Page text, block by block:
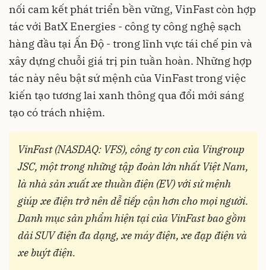
nối cam kết phát triển bền vững, VinFast còn hợp
tác với BatX Energies - công ty công nghệ sạch
hàng đầu tại Ấn Độ - trong lĩnh vực tái chế pin và
xây dựng chuỗi giá trị pin tuần hoàn. Những hợp
tác này nêu bật sứ mệnh của VinFast trong việc
kiến tạo tương lai xanh thông qua đổi mới sáng
tạo có trách nhiệm.
VinFast (NASDAQ: VFS), công ty con của Vingroup
JSC, một trong những tập đoàn lớn nhất Việt Nam,
là nhà sản xuất xe thuần điện (EV) với sứ mệnh
giúp xe điện trở nên dễ tiếp cận hơn cho mọi người.
Danh mục sản phẩm hiện tại của VinFast bao gồm
dải SUV điện đa dạng, xe máy điện, xe đạp điện và
xe buýt điện.